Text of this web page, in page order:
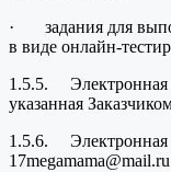
· задания для
в виде онлайн-
1.5.5. Электронная
указанная
1.5.6. Электронная
17megamama@mail.ru